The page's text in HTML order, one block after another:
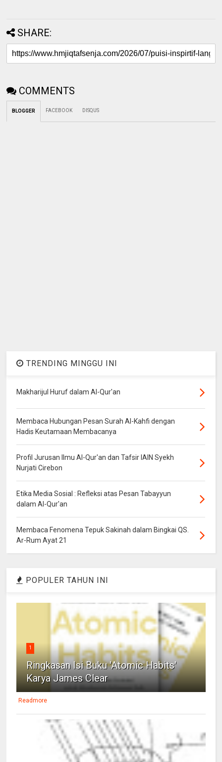
SHARE:
COMMENTS
BLOGGER FACEBOOK DISQUS
TRENDING MINGGU INI
Makharijul Huruf dalam Al-Qur'an
Membaca Hubungan Pesan Surah Al-Kahfi dengan
Hadis Keutamaan Membacanya
Profil Jurusan Ilmu Al-Qur'an dan Tafsir IAIN Syekh
Nurjati Cirebon
Etika Media Sosial : Refleksi atas Pesan Tabayyun
dalam Al-Qur'an
Membaca Fenomena Tepuk Sakinah dalam Bingkai QS.
Ar-Rum Ayat 21
POPULER TAHUN INI
1
Ringkasan Isi Buku 'Atomic Habits'
Karya James Clear
Readmore